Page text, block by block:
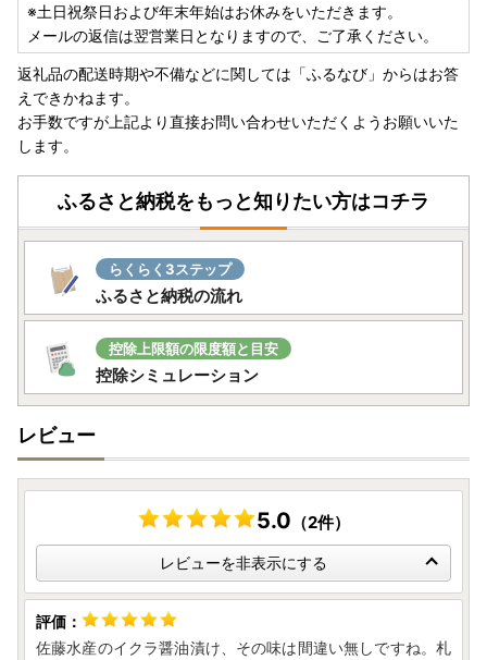
※土日祝祭日および年末年始はお休みをいただきます。
メールの返信は翌営業日となりますので、ご了承ください。
返礼品の配送時期や不備などに関しては「ふるなび」からはお答
えできかねます。
お手数ですが上記より直接お問い合わせいただくようお願いいた
します。
ふるさと納税をもっと知りたい方はコチラ
らくらく3ステップ
ふるさと納税の流れ
控除上限額の限度額と目安
控除シミュレーション
レビュー
5.0 （2件）
レビューを非表示にする
佐藤水産のイクラ醤油漬け、その味は間違い無しですね。札